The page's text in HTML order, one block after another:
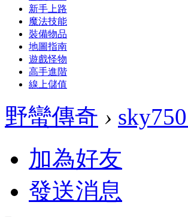
新手上路
魔法技能
裝備物品
地圖指南
遊戲怪物
高手進階
線上儲值
野蠻傳奇 ›
加為好友
發送消息